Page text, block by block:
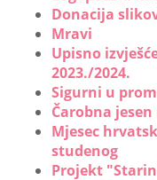
Donacija
Mravi
Upisno
2023./2024.
Sigurni u
Čarobna jesen
Mjesec
studenog
Projekt